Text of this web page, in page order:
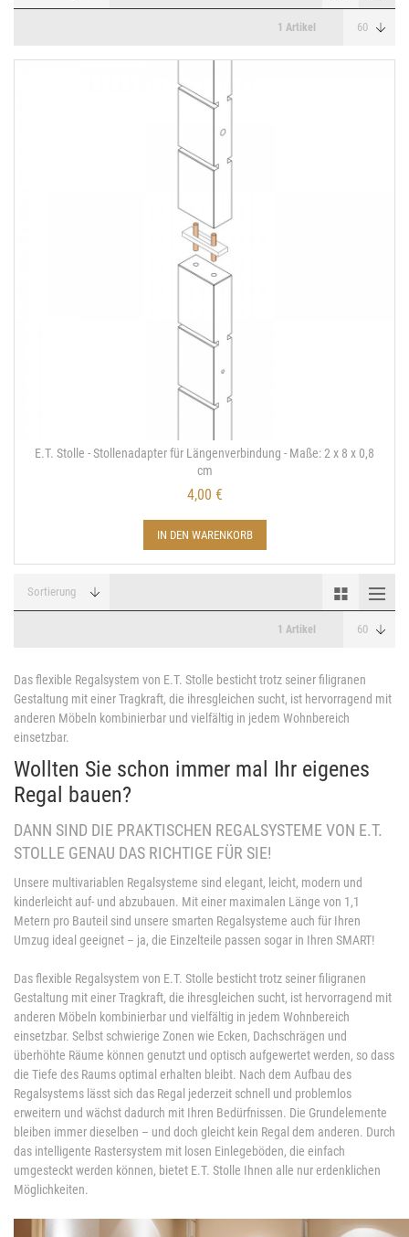
1 Artikel
E.T. Stolle - Stollenadapter für Längenverbindung - Maße: 2 x 8 x 0,8
cm
4,00 €
IN DEN WARENKORB
1 Artikel
Das flexible Regalsystem von E.T. Stolle besticht trotz seiner filigranen
Gestaltung mit einer Tragkraft, die ihresgleichen sucht, ist hervorragend mit
anderen Möbeln kombinierbar und vielfältig in jedem Wohnbereich
einsetzbar.
Wollten Sie schon immer mal Ihr eigenes
Regal bauen?
DANN SIND DIE PRAKTISCHEN REGALSYSTEME VON E.T.
STOLLE GENAU DAS RICHTIGE FÜR SIE!
Unsere multivariablen Regalsysteme sind elegant, leicht, modern und
kinderleicht auf- und abzubauen. Mit einer maximalen Länge von 1,1
Metern pro Bauteil sind unsere smarten Regalsysteme auch für Ihren
Umzug ideal geeignet – ja, die Einzelteile passen sogar in Ihren SMART!
Das flexible Regalsystem von E.T. Stolle besticht trotz seiner filigranen
Gestaltung mit einer Tragkraft, die ihresgleichen sucht, ist hervorragend mit
anderen Möbeln kombinierbar und vielfältig in jedem Wohnbereich
einsetzbar. Selbst schwierige Zonen wie Ecken, Dachschrägen und
überhöhte Räume können genutzt und optisch aufgewertet werden, so dass
die Tiefe des Raums optimal erhalten bleibt. Nach dem Aufbau des
Regalsystems lässt sich das Regal jederzeit schnell und problemlos
erweitern und wächst dadurch mit Ihren Bedürfnissen. Die Grundelemente
bleiben immer dieselben – und doch gleicht kein Regal dem anderen. Durch
das intelligente Rastersystem mit losen Einlegeböden, die einfach
umgesteckt werden können, bietet E.T. Stolle Ihnen alle nur erdenklichen
Möglichkeiten.